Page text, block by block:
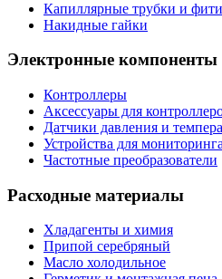
Капиллярные трубки и
Накидные гайки
Электронные компоненты
Контроллеры
Аксессуары для
Датчики давления и
Устройства для мониторинга
Частотные преобразователи
Расходные материалы
Хладагенты и химия
Припой серебряный
Масло холодильное